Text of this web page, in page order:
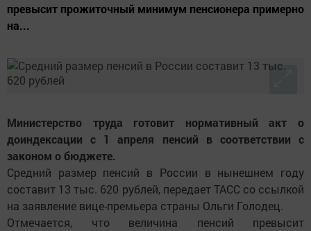
превысит прожиточный минимум пенсионера примерно
на...
Министерство труда готовит нормативный акт о
доиндексации с 1 апреля пенсий в соответствии с
законом о бюджете.
Средний размер пенсий в России в нынешнем году
составит 13 тыс. 620 рублей, передает ТАСС со ссылкой
на заявление вице-премьера страны Ольги Голодец.
Отмечается, что величина пенсий превысит